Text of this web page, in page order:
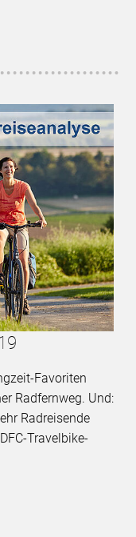
Favoriten
Radfernweg. Und:
Radreisende
Travelbike-